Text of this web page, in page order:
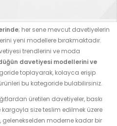
; her sene mevcut davetiyelerin
yeni modellere bırakmaktadır.
trendlerini ve moda
davetiyesi modellerini ve
toplayarak, kolayca erişip
bu kategoride bulabilirsiniz.
üretilen davetiyeler, baskı
size teslim edilmek üzere
gelenekselden moderne kadar bir